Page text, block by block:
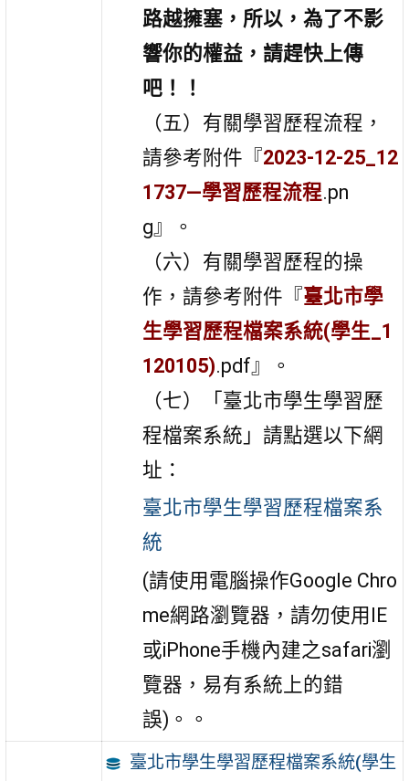
路越擁塞，所以，為了不影
響你的權益，請趕快上傳
吧！！
（五） 有關學習歷程流程，
請參考附件『2023-12-25_12
1737—學習歷程流程.pn
g』。
（六） 有關學習歷程的操
作，請參考附件『臺北市學
生學習歷程檔案系統(學生_1
120105).pdf』。
（七）
「臺北市學生學習歷
程檔案系統」請點選以下網
址：
臺北市學生學習歷程檔案系
統
(請使用電腦操作Google Chro
me網路瀏覽器，請勿使用IE
或iPhone手機內建之safari瀏
覽器，易有系統上的錯
誤)。。
臺北市學生學習歷程檔案系統(學生